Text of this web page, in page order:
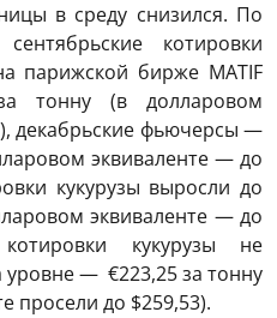
в среду снизился. По
котировки
парижской бирже MATIF
тонну (в долларовом
декабрьские фьючерсы —
эквиваленте — до
кукурузы выросли до
эквиваленте — до
котировки кукурузы не
уровне — €223,25 за тонну
просели до $259,53).